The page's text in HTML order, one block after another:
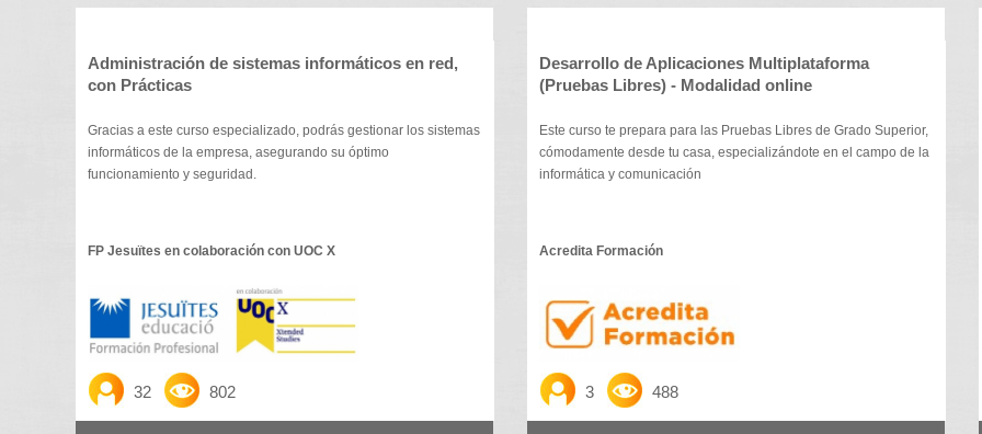
Administración de sistemas informáticos en red,
con Prácticas
Gracias a este curso especializado, podrás gestionar los sistemas
informáticos de la empresa, asegurando su óptimo
funcionamiento y seguridad.
FP Jesuïtes en colaboración con UOC X
32 802
Desarrollo de Aplicaciones Multiplataforma
(Pruebas Libres) - Modalidad online
Este curso te prepara para las Pruebas Libres de Grado Superior,
cómodamente desde tu casa, especializándote en el campo de la
informática y comunicación
Acredita Formación
3 488